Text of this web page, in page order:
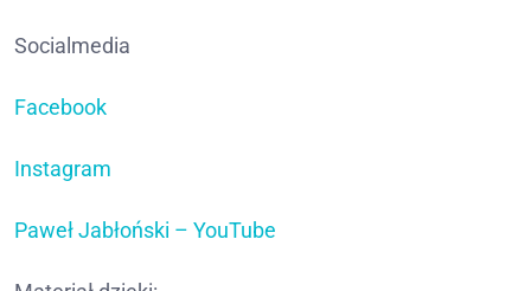
Socialmedia
Facebook
Instagram
Paweł Jabłoński – YouTube